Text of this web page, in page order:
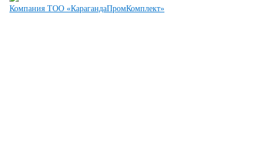
Компания ТОО «КарагандаПромКомплект»